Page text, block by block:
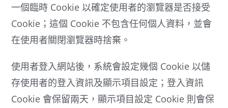
一個臨時 Cookie 以確定使用者的瀏覽器是否接受
Cookie；這個 Cookie 不包含任何個人資料，並會
在使用者關閉瀏覽器時捨棄。
使用者登入網站後，系統會設定幾個 Cookie 以儲
存使用者的登入資訊及顯示項目設定；登入資訊
Cookie 會保留兩天，顯示項目設定 Cookie 則會保